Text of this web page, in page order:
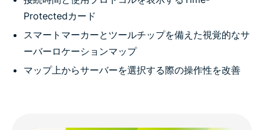
Protectedカード
スマートマーカーとツールチップを備えた視覚的なサ
ーバーロケーションマップ
マップ上からサーバーを選択する際の操作性を改善